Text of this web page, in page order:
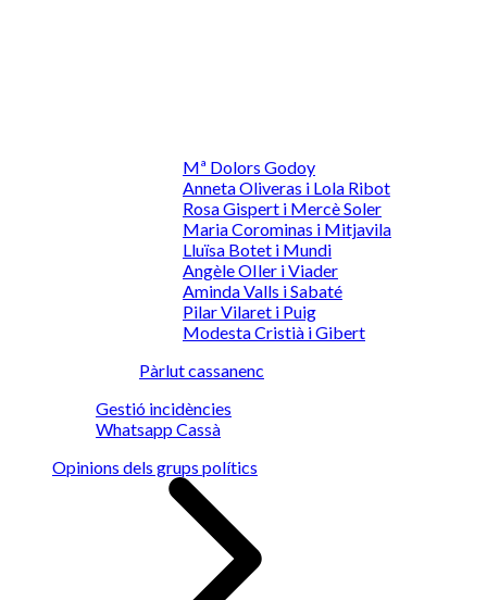
Mª Dolors Godoy
Anneta Oliveras i Lola Ribot
Rosa Gispert i Mercè Soler
Maria Corominas i Mitjavila
Lluïsa Botet i Mundi
Angèle OIler i Viader
Aminda Valls i Sabaté
Pilar Vilaret i Puig
Modesta Cristià i Gibert
Pàrlut cassanenc
Gestió incidències
Whatsapp Cassà
Opinions dels grups polítics